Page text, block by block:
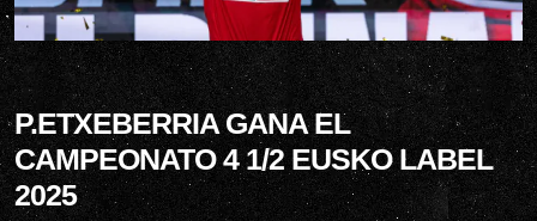
P.ETXEBERRIA GANA EL
CAMPEONATO 4 1/2 EUSKO LABEL
2025